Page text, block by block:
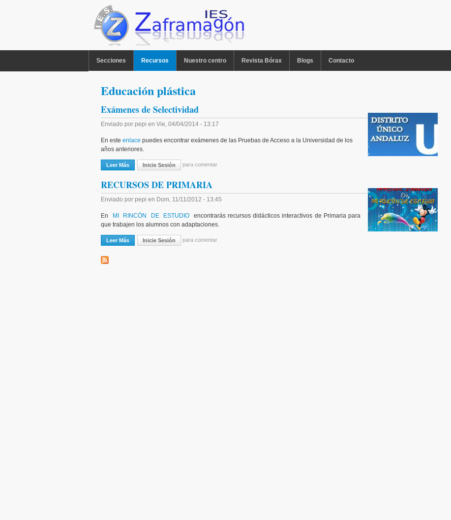
Secciones Recursos Nuestro centro Revista Bórax Blogs Contacto
Educación plástica
Exámenes de Selectividad
Enviado por pepi en Vie, 04/04/2014 - 13:17
En este enlace puedes encontrar exámenes de las Pruebas de Acceso a la Universidad de los
años anteriores.
Leer Más Sobre Exámenes De Selectividad
Inicie Sesión para comentar
RECURSOS DE PRIMARIA
Enviado por pepi en Dom, 11/11/2012 - 13:45
En MI RINCÓN DE ESTUDIO encontrarás recursos didácticos interactivos de Primaria para
que trabajen los alumnos con adaptaciones.
Leer Más Sobre RECURSOS DE PRIMARIA
Inicie Sesión para comentar